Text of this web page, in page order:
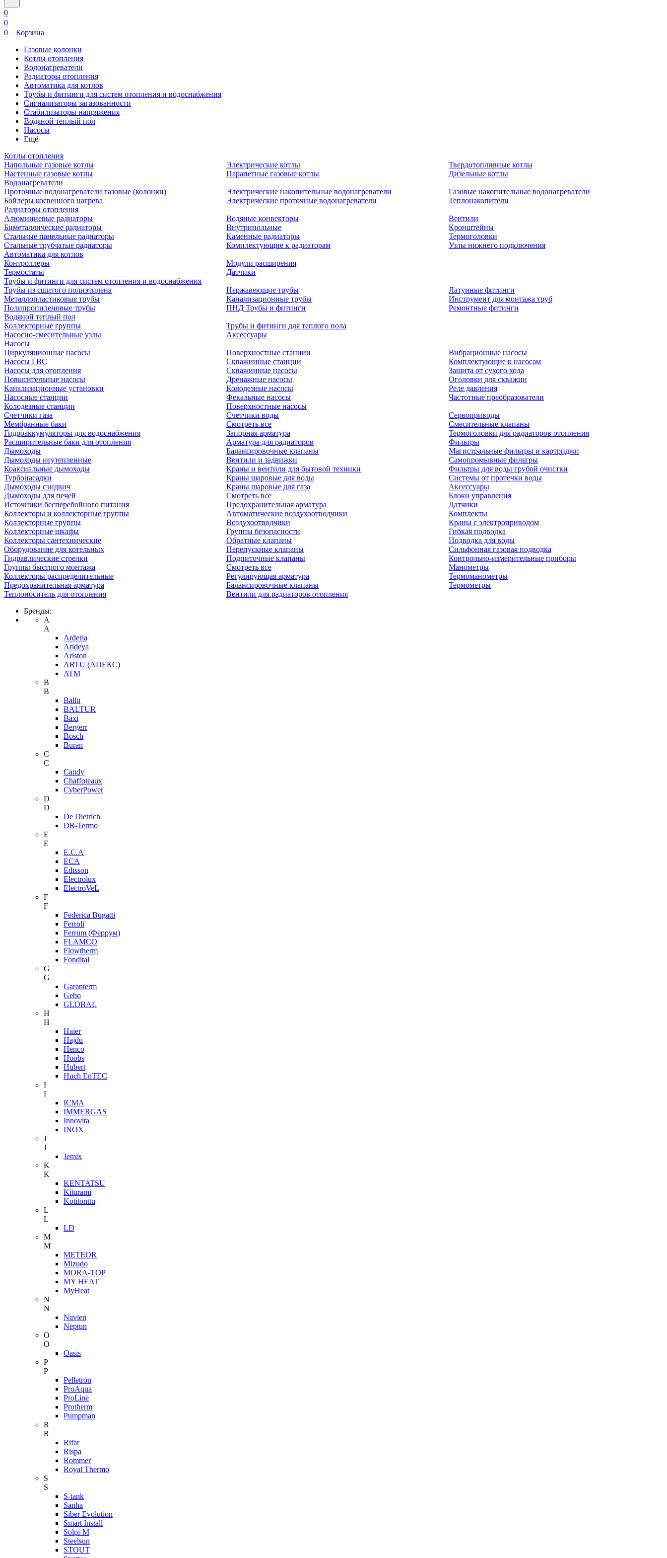
0
0
0
Корзина
Газовые колонки
Котлы отопления
Водонагреватели
Радиаторы отопления
Автоматика для котлов
Трубы и фитинги для систем отопления и водоснабжения
Сигнализаторы загазованности
Стабилизаторы напряжения
Водяной теплый пол
Насосы
Ещё
Котлы отопления
Напольные газовые котлы
Настенные газовые котлы
Электрические котлы
Парапетные газовые котлы
Твердотопливные котлы
Дизельные котлы
Водонагреватели
Проточные водонагреватели газовые (колонки)
Бойлеры косвенного нагрева
Электрические накопительные водонагреватели
Электрические проточные водонагреватели
Газовые накопительные водонагреватели
Теплонакопители
Радиаторы отопления
Алюминиевые радиаторы
Биметаллические радиаторы
Стальные панельные радиаторы
Стальные трубчатые радиаторы
Водяные конвекторы
Внутрипольные
Каменные радиаторы
Комплектующие к радиаторам
Вентили
Кронштейны
Термоголовки
Узлы нижнего подключения
Автоматика для котлов
Контроллеры
Термостаты
Модули расширения
Датчики
Трубы и фитинги для систем отопления и водоснабжения
Трубы из сшитого полиэтилена
Металлопластиковые трубы
Полипропиленовые трубы
Нержавеющие трубы
Канализационные трубы
ПНД Трубы и фитинги
Латунные фитинги
Инструмент для монтажа труб
Ремонтные фитинги
Водяной теплый пол
Коллекторные группы
Насосно-смесительные узлы
Трубы и фитинги для теплого пола
Аксессуары
Насосы
Циркуляционные насосы
Насосы ГВС
Насосы для отопления
Повысительные насосы
Канализационные установки
Насосные станции
Колодезные станции
Поверхностные станции
Скважинные станции
Скважинные насосы
Дренажные насосы
Колодезные насосы
Фекальные насосы
Поверхностные насосы
Вибрационные насосы
Комплектующие к насосам
Защита от сухого хода
Оголовки для скважин
Реле давления
Частотные преобразователи
Счетчики газа
Мембранные баки
Гидроаккумуляторы для водоснабжения
Расширительные баки для отопления
Дымоходы
Дымоходы неутепленные
Коаксиальные дымоходы
Турбонасадки
Дымоходы сэндвич
Дымоходы для печей
Источники бесперебойного питания
Коллекторы и коллекторные группы
Коллекторные группы
Коллекторные шкафы
Коллекторы сантехнические
Оборудование для котельных
Гидравлические стрелки
Группы быстрого монтажа
Коллекторы распределительные
Предохранительная арматура
Теплоноситель для отопления
Счетчики воды
Смотреть все
Запорная арматура
Арматура для радиаторов
Балансировочные клапаны
Вентили и задвижки
Краны и вентили для бытовой техники
Краны шаровые для воды
Краны шаровые для газа
Смотреть все
Предохранительная арматура
Автоматические воздухоотводчики
Воздухоотводчики
Группы безопасности
Обратные клапаны
Перепускные клапаны
Подпиточные клапаны
Смотреть все
Регулирующая арматура
Балансировочные клапаны
Вентили для радиаторов отопления
Сервоприводы
Смесительные клапаны
Термоголовки для радиаторов отопления
Фильтры
Магистральные фильтры и картриджи
Самопромывные фильтры
Фильтры для воды грубой очистки
Системы от протечки воды
Аксессуары
Блоки управления
Датчики
Комплекты
Краны с электроприводом
Гибкая подводка
Подводка для воды
Сильфонная газовая подводка
Контрольно-измерительные приборы
Манометры
Термоманометры
Термометры
Бренды:
A
A
Arderia
Arideya
Ariston
ARTU (АПЕКС)
ATM
B
B
Ballu
BALTUR
Baxi
Bergerr
Bosch
Buran
C
C
Candy
Chaffoteaux
CyberPower
D
D
De Dietrich
DR-Termo
E
E
E.C.A
ECA
Edisson
Electrolux
ElectroVeL
F
F
Federica Bugatti
Ferroli
Ferrum (Феррум)
FLAMCO
Flowtherm
Fondital
G
G
Garanterm
Gebo
GLOBAL
H
H
Haier
Hajdu
Henco
Hoobs
Hubert
Huch EnTEC
I
I
ICMA
IMMERGAS
Innovita
INOX
J
J
Jemix
K
K
KENTATSU
Kiturami
Kotitonttu
L
L
LD
M
M
METEOR
Mizudo
MORA-TOP
MY HEAT
MyHeat
N
N
Navien
Neptun
O
O
Oasis
P
P
Pelletron
ProAqua
ProLine
Protherm
Pumpman
R
R
Rifar
Rispa
Rommer
Royal Thermo
S
S
S-tank
Sanha
Siber Evolution
Smart Install
Solpi-M
Steelsun
STOUT